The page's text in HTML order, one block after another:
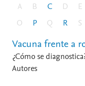
A B C D E
O
P Q R S
Vacuna frente a
¿Cómo se
Autores